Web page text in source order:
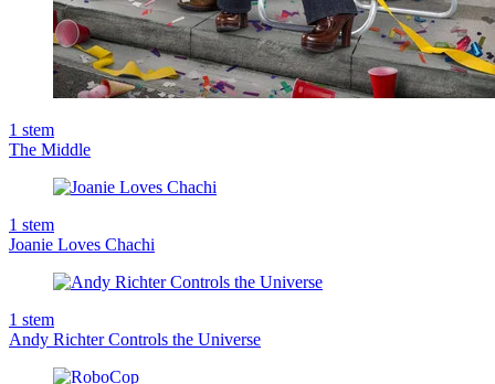
1 stem
The Middle
1 stem
Joanie Loves Chachi
1 stem
Andy Richter Controls the Universe